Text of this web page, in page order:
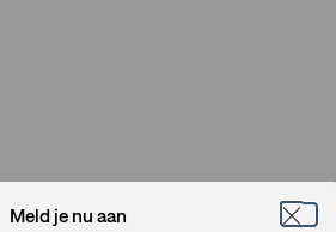
Meld je nu aan